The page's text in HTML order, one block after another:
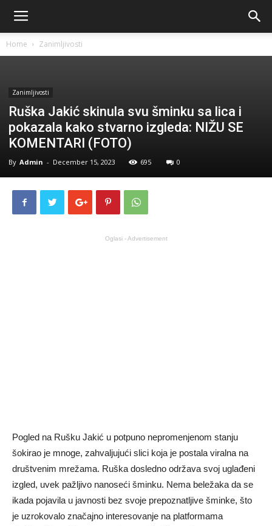
Home Zanimljivosti
Zanimljivosti
Ruška Jakić skinula svu šminku sa lica i
pokazala kako stvarno izgleda: NIŽU SE
KOMENTARI (FOTO)
By Admin - December 15, 2023 695 0
Oglasi - Advertisement
Pogled na Rušku Jakić u potpuno nepromenjenom stanju
šokirao je mnoge, zahvaljujući slici koja je postala viralna na
društvenim mrežama. Ruška dosledno održava svoj uglađeni
izgled, uvek pažljivo nanoseći šminku. Nema beležaka da se
ikada pojavila u javnosti bez svoje prepoznatljive šminke, što
je uzrokovalo značajno interesovanje na platformama